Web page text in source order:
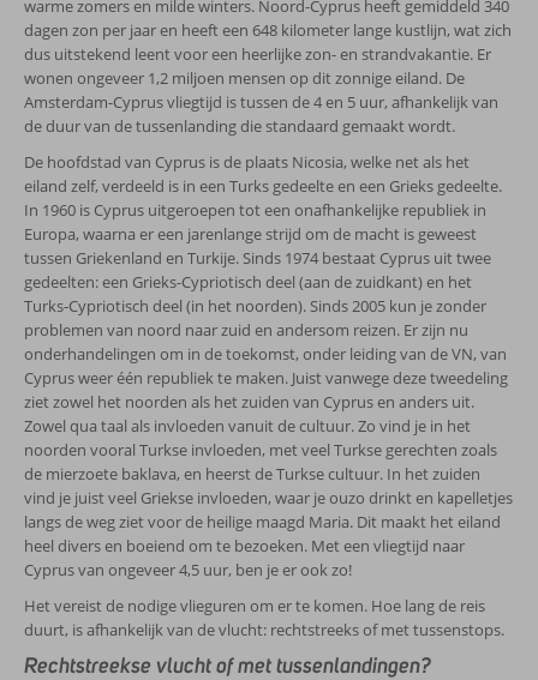
warme zomers en milde winters. Noord-Cyprus heeft gemiddeld 340
dagen zon per jaar en heeft een 648 kilometer lange kustlijn, wat zich
dus uitstekend leent voor een heerlijke zon- en strandvakantie. Er
wonen ongeveer 1,2 miljoen mensen op dit zonnige eiland. De
Amsterdam-Cyprus vliegtijd is tussen de 4 en 5 uur, afhankelijk van
de duur van de tussenlanding die standaard gemaakt wordt.
De hoofdstad van Cyprus is de plaats Nicosia, welke net als het
eiland zelf, verdeeld is in een Turks gedeelte en een Grieks gedeelte.
In 1960 is Cyprus uitgeroepen tot een onafhankelijke republiek in
Europa, waarna er een jarenlange strijd om de macht is geweest
tussen Griekenland en Turkije. Sinds 1974 bestaat Cyprus uit twee
gedeelten: een Grieks-Cypriotisch deel (aan de zuidkant) en het
Turks-Cypriotisch deel (in het noorden). Sinds 2005 kun je zonder
problemen van noord naar zuid en andersom reizen. Er zijn nu
onderhandelingen om in de toekomst, onder leiding van de VN, van
Cyprus weer één republiek te maken. Juist vanwege deze tweedeling
ziet zowel het noorden als het zuiden van Cyprus en anders uit.
Zowel qua taal als invloeden vanuit de cultuur. Zo vind je in het
noorden vooral Turkse invloeden, met veel Turkse gerechten zoals
de mierzoete baklava, en heerst de Turkse cultuur. In het zuiden
vind je juist veel Griekse invloeden, waar je ouzo drinkt en kapelletjes
langs de weg ziet voor de heilige maagd Maria. Dit maakt het eiland
heel divers en boeiend om te bezoeken. Met een vliegtijd naar
Cyprus van ongeveer 4,5 uur, ben je er ook zo!
Het vereist de nodige vlieguren om er te komen. Hoe lang de reis
duurt, is afhankelijk van de vlucht: rechtstreeks of met tussenstops.
Rechtstreekse vlucht of met tussenlandingen?